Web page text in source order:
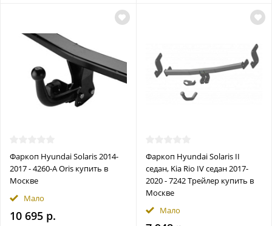
Фаркоп Hyundai Solaris 2014-
2017 - 4260-A Oris купить в
Москве
Мало
10 695 р.
Фаркоп Hyundai Solaris II
седан, Kia Rio IV седан 2017-
2020 - 7242 Трейлер купить в
Москве
Мало